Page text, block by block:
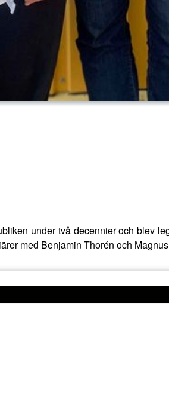
under två decennier och blev
med Benjamin Thorén och